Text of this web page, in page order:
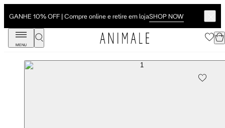
GANHE 10% OFF | Compre online e retire em lojaSHOP NOW
MENU